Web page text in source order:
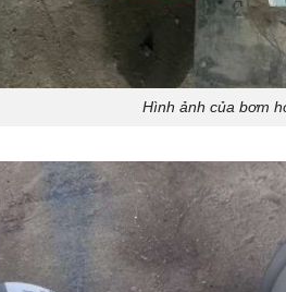
Hình ảnh của bơm